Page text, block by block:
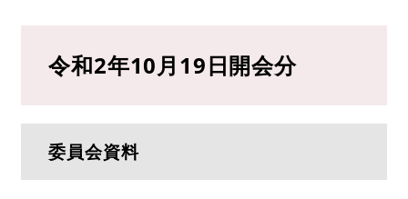
令和2年10月19日開会分
委員会資料